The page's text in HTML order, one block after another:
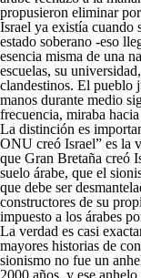
propusieron eliminar
Israel ya existía cuando
estado soberano -eso
esencia misma de una
escuelas, su
clandestinos. El pueblo
manos durante medio
frecuencia, miraba
La distinción es
ONU creó Israel” es la
que Gran Bretaña creó
suelo árabe, que el
que debe ser
constructores de su
impuesto a los árabes
La verdad es casi
mayores historias de
sionismo no fue un
2000 años, y ese